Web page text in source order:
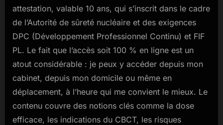
attestation, valable 10 ans, qui s’inscrit dans le cadre
de l’Autorité de sûreté nucléaire et des exigences
DPC (Développement Professionnel Continu) et FIF
PL. Le fait que l’accès soit 100 % en ligne est un
atout considérable : je peux y accéder depuis mon
cabinet, depuis mon domicile ou même en
déplacement, à l’heure qui me convient le mieux. Le
contenu couvre des notions clés comme la dose
efficace, les indications du CBCT, les risques